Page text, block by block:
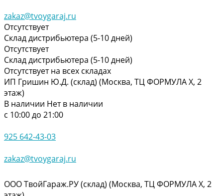
zakaz@tvoygaraj.ru
Отсутствует
Склад дистрибьютера (5-10 дней)
Отсутствует
Склад дистрибьютера (5-10 дней)
Отсутствует на всех складах
ИП Гришин Ю.Д. (склад) (Москва, ТЦ ФОРМУЛА Х, 2
этаж)
В наличии Нет в наличии
с 10:00 до 21:00
925 642-43-03
zakaz@tvoygaraj.ru
ООО ТвойГараж.РУ (склад) (Москва, ТЦ ФОРМУЛА Х, 2